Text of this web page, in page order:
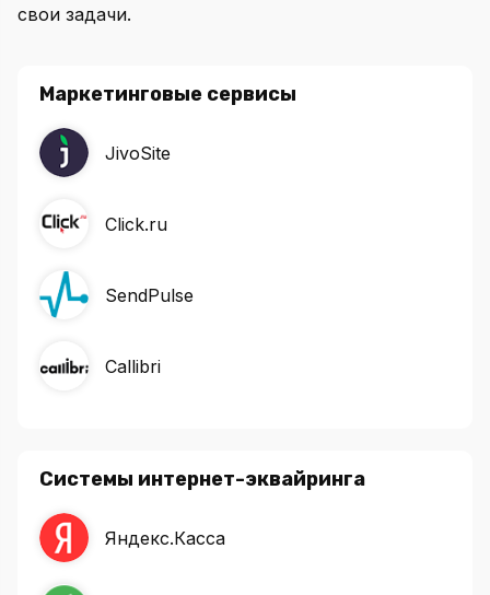
свои задачи.
Маркетинговые сервисы
JivoSite
Click.ru
SendPulse
Callibri
Системы интернет-эквайринга
Яндекс.Касса